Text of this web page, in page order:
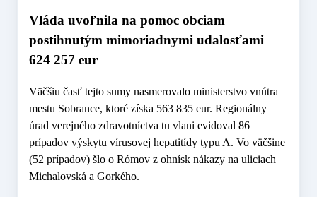
Vláda uvoľnila na pomoc obciam
postihnutým mimoriadnymi udalosťami
624 257 eur
Väčšiu časť tejto sumy nasmerovalo ministerstvo vnútra
mestu Sobrance, ktoré získa 563 835 eur. Regionálny
úrad verejného zdravotníctva tu vlani evidoval 86
prípadov výskytu vírusovej hepatitídy typu A. Vo väčšine
(52 prípadov) šlo o Rómov z ohnísk nákazy na uliciach
Michalovská a Gorkého.